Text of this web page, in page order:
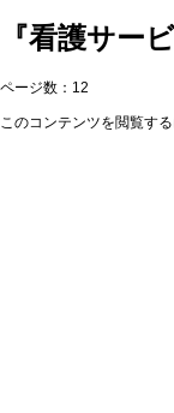
『看護サー
ページ数：12
このコンテンツを閲覧す